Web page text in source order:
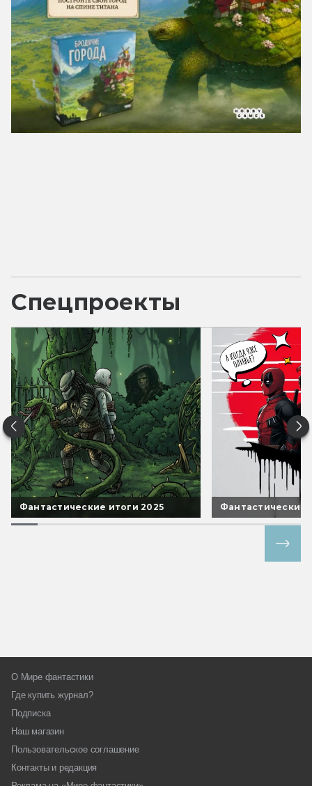
Спецпроекты
Фантастические итоги 2025 Фантастические
О Мире фантастики
Где купить журнал?
Подписка
Наш магазин
Пользовательское соглашение
Контакты и редакция